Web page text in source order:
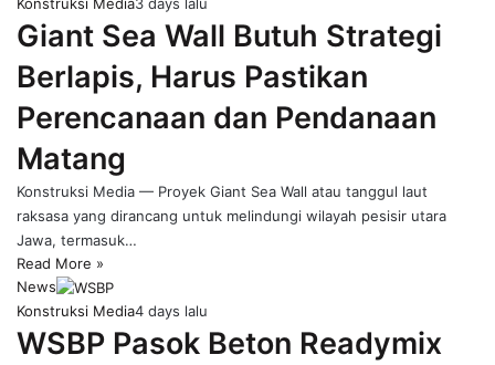
Konstruksi Media3 days lalu
Giant Sea Wall Butuh Strategi
Berlapis, Harus Pastikan
Perencanaan dan Pendanaan
Matang
Konstruksi Media — Proyek Giant Sea Wall atau tanggul laut
raksasa yang dirancang untuk melindungi wilayah pesisir utara
Jawa, termasuk…
Read More »
News
Konstruksi Media4 days lalu
WSBP Pasok Beton Readymix